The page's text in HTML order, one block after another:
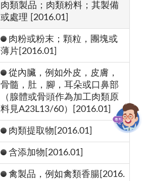
肉類製品；肉類粉料；其製備
或處理 [2016.01]
肉粉或粉末；顆粒，團塊或
薄片[2016.01]
從內臟，例如外皮，皮膚，
骨髓，肚，腳，耳朵或口鼻部
（腺體或骨頭作為加工肉類原
料見A23L13/60）[2016.01]
肉類提取物[2016.01]
含添加物[2016.01]
禽製品，例如禽類香腸[2016.